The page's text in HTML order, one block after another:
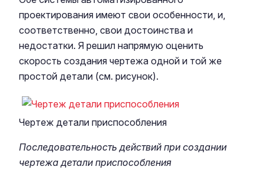
проектирования имеют свои особенности, и,
соответственно, свои достоинства и
недостатки. Я решил напрямую оценить
скорость создания чертежа одной и той же
простой детали (см. рисунок).
Чертеж детали приспособления
Последовательность действий при создании
чертежа детали приспособления